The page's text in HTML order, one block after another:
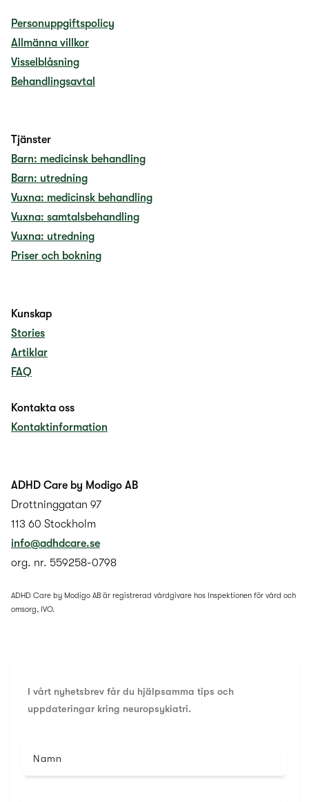
Personuppgiftspolicy
Allmänna villkor
Visselblåsning
Behandlingsavtal
Tjänster
Barn: medicinsk behandling
Barn: utredning
Vuxna: medicinsk behandling
Vuxna: samtalsbehandling
Vuxna: utredning
Priser och bokning
Kunskap
Stories
Artiklar
FAQ
Kontakta oss
Kontaktinformation
ADHD Care by Modigo AB
Drottninggatan 97
113 60 Stockholm
info@adhdcare.se
org. nr. 559258-0798
ADHD Care by Modigo AB är registrerad vårdgivare hos Inspektionen för vård och
omsorg, IVO.
I vårt nyhetsbrev får du hjälpsamma tips och
uppdateringar kring neuropsykiatri.
Namn